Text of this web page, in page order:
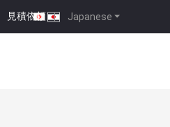
Japanese
見積依頼 |